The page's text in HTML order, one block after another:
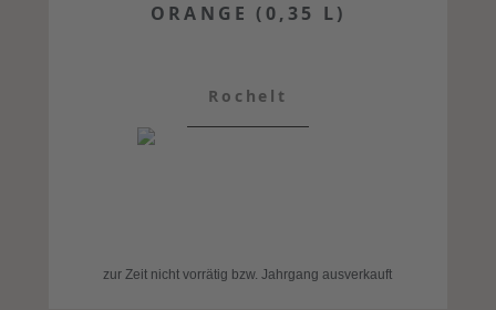
ORANGE (0,35 L)
Rochelt
zur Zeit nicht vorrätig bzw. Jahrgang ausverkauft